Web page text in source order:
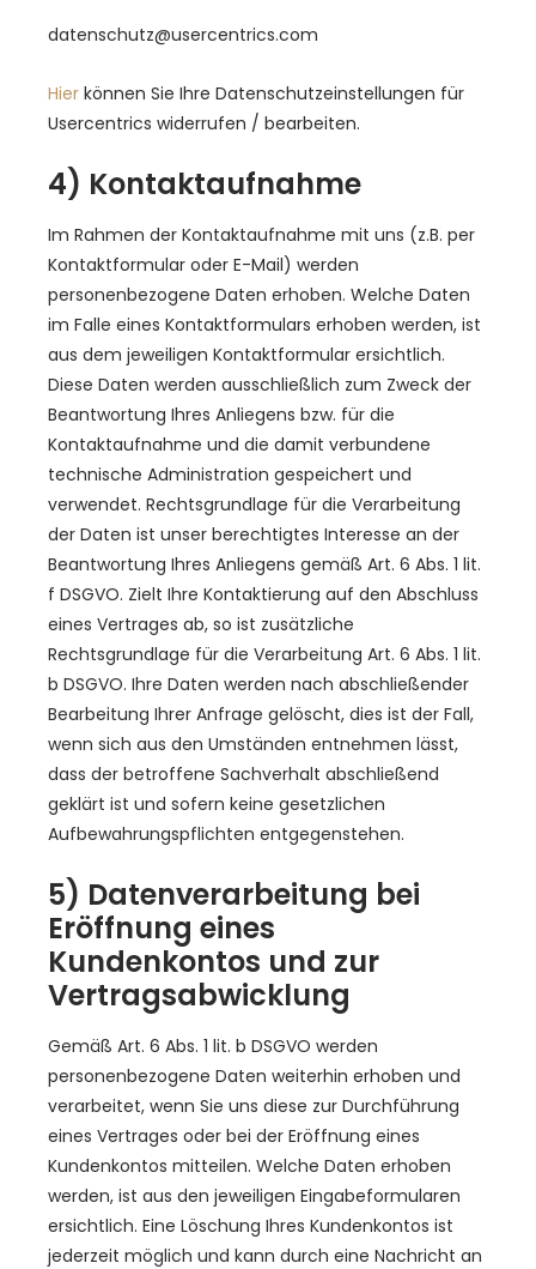
datenschutz@usercentrics.com
Hier können Sie Ihre Datenschutzeinstellungen für
Usercentrics widerrufen / bearbeiten.
4) Kontaktaufnahme
Im Rahmen der Kontaktaufnahme mit uns (z.B. per
Kontaktformular oder E-Mail) werden
personenbezogene Daten erhoben. Welche Daten
im Falle eines Kontaktformulars erhoben werden, ist
aus dem jeweiligen Kontaktformular ersichtlich.
Diese Daten werden ausschließlich zum Zweck der
Beantwortung Ihres Anliegens bzw. für die
Kontaktaufnahme und die damit verbundene
technische Administration gespeichert und
verwendet. Rechtsgrundlage für die Verarbeitung
der Daten ist unser berechtigtes Interesse an der
Beantwortung Ihres Anliegens gemäß Art. 6 Abs. 1 lit.
f DSGVO. Zielt Ihre Kontaktierung auf den Abschluss
eines Vertrages ab, so ist zusätzliche
Rechtsgrundlage für die Verarbeitung Art. 6 Abs. 1 lit.
b DSGVO. Ihre Daten werden nach abschließender
Bearbeitung Ihrer Anfrage gelöscht, dies ist der Fall,
wenn sich aus den Umständen entnehmen lässt,
dass der betroffene Sachverhalt abschließend
geklärt ist und sofern keine gesetzlichen
Aufbewahrungspflichten entgegenstehen.
5) Datenverarbeitung bei
Eröffnung eines
Kundenkontos und zur
Vertragsabwicklung
Gemäß Art. 6 Abs. 1 lit. b DSGVO werden
personenbezogene Daten weiterhin erhoben und
verarbeitet, wenn Sie uns diese zur Durchführung
eines Vertrages oder bei der Eröffnung eines
Kundenkontos mitteilen. Welche Daten erhoben
werden, ist aus den jeweiligen Eingabeformularen
ersichtlich. Eine Löschung Ihres Kundenkontos ist
jederzeit möglich und kann durch eine Nachricht an